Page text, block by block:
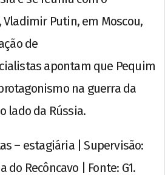
Putin, em Moscou,
de
apontam que Pequim
na guerra da
lado da Rússia.
– estagiária | Supervisão:
do Recôncavo | Fonte: G1.